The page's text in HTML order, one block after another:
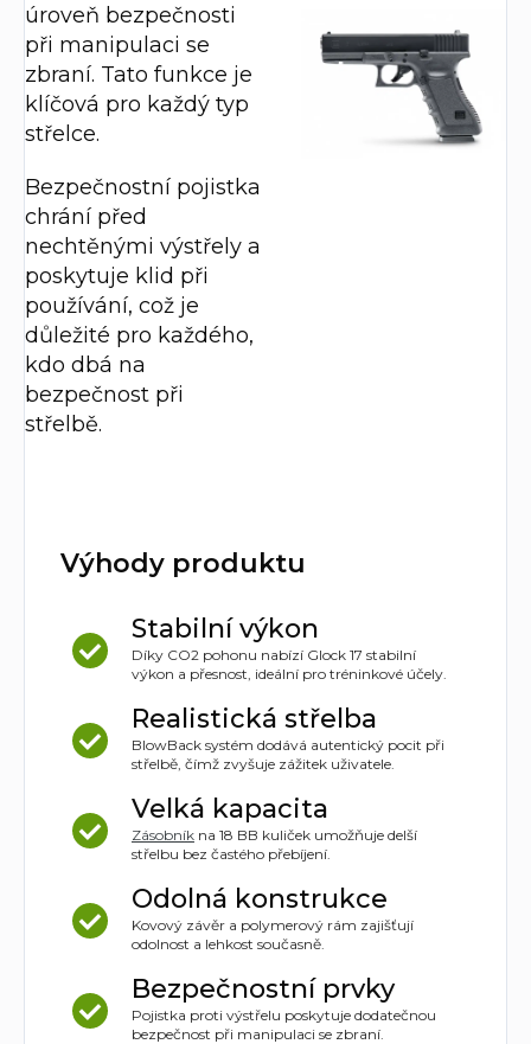
úroveň bezpečnosti
při manipulaci se
zbraní. Tato funkce je
klíčová pro každý typ
střelce.
Bezpečnostní pojistka
chrání před
nechtěnými výstřely a
poskytuje klid při
používání, což je
důležité pro každého,
kdo dbá na
bezpečnost při
střelbě.
Výhody produktu
Stabilní výkon
Díky CO2 pohonu nabízí Glock 17 stabilní
výkon a přesnost, ideální pro tréninkové účely.
Realistická střelba
BlowBack systém dodává autentický pocit při
střelbě, čímž zvyšuje zážitek uživatele.
Velká kapacita
Zásobník na 18 BB kuliček umožňuje delší
střelbu bez častého přebíjení.
Odolná konstrukce
Kovový závěr a polymerový rám zajišťují
odolnost a lehkost současně.
Bezpečnostní prvky
Pojistka proti výstřelu poskytuje dodatečnou
bezpečnost při manipulaci se zbraní.